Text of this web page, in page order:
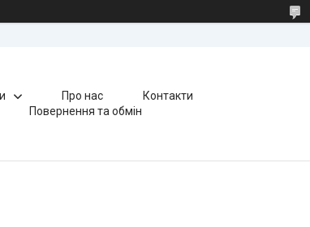
Про нас
Контакти
Повернення та обмін